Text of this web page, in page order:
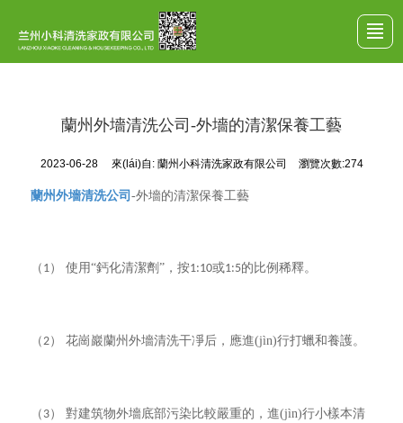
蘭州外墻清洗公司-外墻的清潔保養工藝
2023-06-28 來(lái)自: 蘭州小科清洗家政有限公司 瀏覽次數:274
蘭州外墻清洗公司-外墻的清潔保養工藝
（ 1） 使用“鈣化清潔劑”，按1:10或1:5的比例稀釋。
（2） 花崗巖蘭州外墻清洗干凈后，應進(jìn)行打蠟和養護。
（ 3） 對建筑物外墻底部污染比較嚴重的，進(jìn)行小樣本清